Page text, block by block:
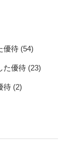
優待 (54)
た優待 (23)
待 (2)